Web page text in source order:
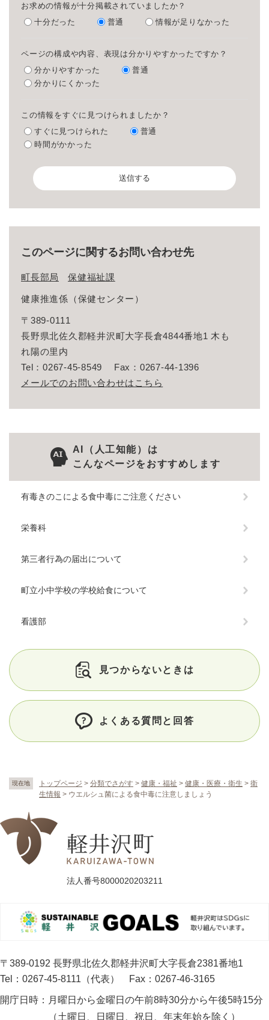
現在地 トップページ > 分類でさがす > 健康・福祉 > 健康・医療・衛生 > 衛
生情報 > ウエルシュ菌による食中毒に注意しましょう
お求めの情報が十分掲載されていましたか？
十分だった
普通 情報が足りなかった
ページの構成や内容、表現は分かりやすかったですか？
分かりやすかった
普通
分かりにくかった
この情報をすぐに見つけられましたか？
すぐに見つけられた
普通
時間がかかった
このページに関するお問い合わせ先
町長部局 保健福祉課
健康推進係（保健センター）
〒389-0111
長野県北佐久郡軽井沢町大字長倉4844番地1 木も
れ陽の里内
Tel：0267-45-8549
Fax：0267-44-1396
メールでのお問い合わせはこちら
AI（人工知能）は
こんなページをおすすめします
有毒きのこによる食中毒にご注意ください
栄養科
第三者行為の届出について
町立小中学校の学校給食について
看護部
見つからないときは
よくある質問と回答
法人番号8000020203211
〒389-0192 長野県北佐久郡軽井沢町大字長倉2381番地1
Tel：0267-45-8111（代表）
Fax：0267-46-3165
開庁日時： 月曜日から金曜日の午前8時30分から午後5時15分
（土曜日、日曜日、祝日、年末年始を除く）